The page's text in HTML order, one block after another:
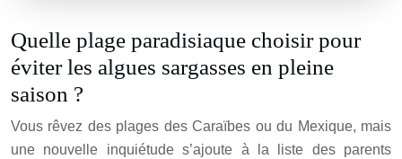
Quelle plage paradisiaque choisir pour
éviter les algues sargasses en pleine
saison ?
Vous rêvez des plages des Caraïbes ou du Mexique, mais
une nouvelle inquiétude s’ajoute à la liste des parents